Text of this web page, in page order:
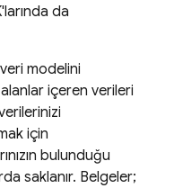
da
modelini
içeren verileri
için
bulunduğu
saklanır. Belgeler;